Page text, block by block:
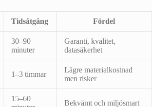
Tidsåtgång Fördel
30–90
minuter
Garanti, kvalitet,
datasäkerhet
1–3 timmar
Lägre materialkostnad
men risker
15–60
Bekvämt och miljösmart